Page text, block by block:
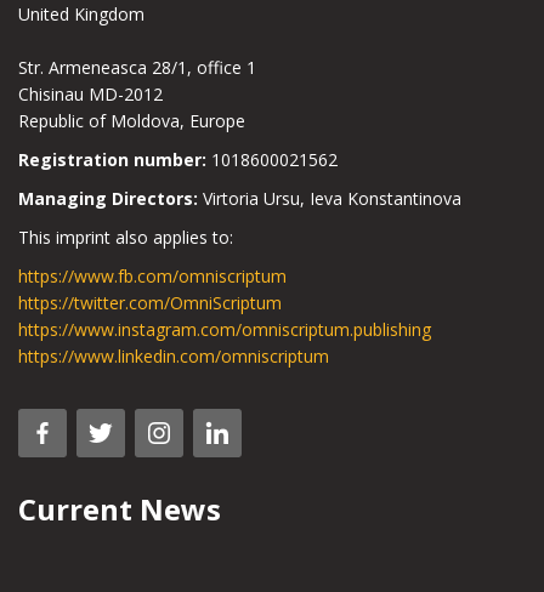
United Kingdom
Str. Armeneasca 28/1, office 1
Chisinau MD-2012
Republic of Moldova, Europe
Registration number: 1018600021562
Managing Directors: Virtoria Ursu, Ieva Konstantinova
This imprint also applies to:
https://www.fb.com/omniscriptum
https://twitter.com/OmniScriptum
https://www.instagram.com/omniscriptum.publishing
https://www.linkedin.com/omniscriptum
Current News